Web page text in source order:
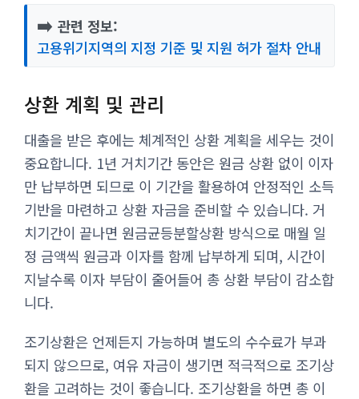
➡️ 관련 정보:
고용위기지역의 지정 기준 및 지원 허가 절차 안내
상환 계획 및 관리
대출을 받은 후에는 체계적인 상환 계획을 세우는 것이
중요합니다. 1년 거치기간 동안은 원금 상환 없이 이자
만 납부하면 되므로 이 기간을 활용하여 안정적인 소득
기반을 마련하고 상환 자금을 준비할 수 있습니다. 거
치기간이 끝나면 원금균등분할상환 방식으로 매월 일
정 금액씩 원금과 이자를 함께 납부하게 되며, 시간이
지날수록 이자 부담이 줄어들어 총 상환 부담이 감소합
니다.
조기상환은 언제든지 가능하며 별도의 수수료가 부과
되지 않으므로, 여유 자금이 생기면 적극적으로 조기상
환을 고려하는 것이 좋습니다. 조기상환을 하면 총 이